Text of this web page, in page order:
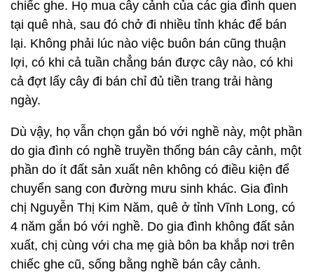
chiếc ghe. Họ mua cây cảnh của các gia đình quen
tại quê nhà, sau đó chở đi nhiều tỉnh khác để bán
lại. Không phải lúc nào việc buôn bán cũng thuận
lợi, có khi cả tuần chẳng bán được cây nào, có khi
cả đợt lấy cây đi bán chỉ đủ tiền trang trải hàng
ngày.
Dù vậy, họ vẫn chọn gắn bó với nghề này, một phần
do gia đình có nghề truyền thống bán cây cảnh, một
phần do ít đất sản xuất nên không có điều kiện để
chuyển sang con đường mưu sinh khác. Gia đình
chị Nguyễn Thị Kim Năm, quê ở tỉnh Vĩnh Long, có
4 năm gắn bó với nghề. Do gia đình không đất sản
xuất, chị cùng với cha mẹ già bôn ba khắp nơi trên
chiếc ghe cũ, sống bằng nghề bán cây cảnh.